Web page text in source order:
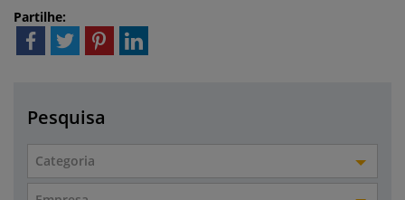
Partilhe:
Pesquisa
Categoria